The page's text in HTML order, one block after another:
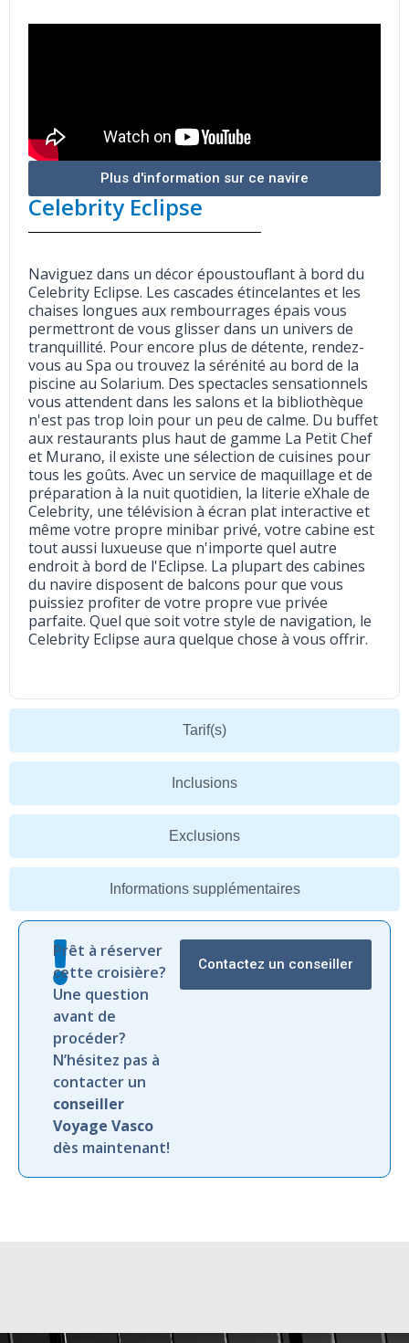
Tarif(s)
Inclusions
Exclusions
Informations supplémentaires
Plus d'information sur ce navire
Celebrity Eclipse
Naviguez dans un décor époustouflant à bord du
Celebrity Eclipse. Les cascades étincelantes et les
chaises longues aux rembourrages épais vous
permettront de vous glisser dans un univers de
tranquillité. Pour encore plus de détente, rendez-
vous au Spa ou trouvez la sérénité au bord de la
piscine au Solarium. Des spectacles sensationnels
vous attendent dans les salons et la bibliothèque
n'est pas trop loin pour un peu de calme. Du buffet
aux restaurants plus haut de gamme La Petit Chef
et Murano, il existe une sélection de cuisines pour
tous les goûts. Avec un service de maquillage et de
préparation à la nuit quotidien, la literie eXhale de
Celebrity, une télévision à écran plat interactive et
même votre propre minibar privé, votre cabine est
tout aussi luxueuse que n'importe quel autre
endroit à bord de l'Eclipse. La plupart des cabines
du navire disposent de balcons pour que vous
puissiez profiter de votre propre vue privée
parfaite. Quel que soit votre style de navigation, le
Celebrity Eclipse aura quelque chose à vous offrir.
Prêt à réserver
cette croisière?
Une question
avant de
procéder?
N’hésitez pas à
contacter un
conseiller
Voyage Vasco
dès maintenant!
Contactez un conseiller